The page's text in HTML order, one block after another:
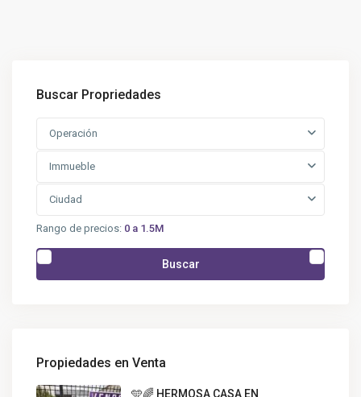
Buscar Propriedades
Operación
Immueble
Ciudad
Rango de precios: 0 a 1.5M
Buscar
Propiedades en Venta
🩵🌈 HERMOSA CASA EN